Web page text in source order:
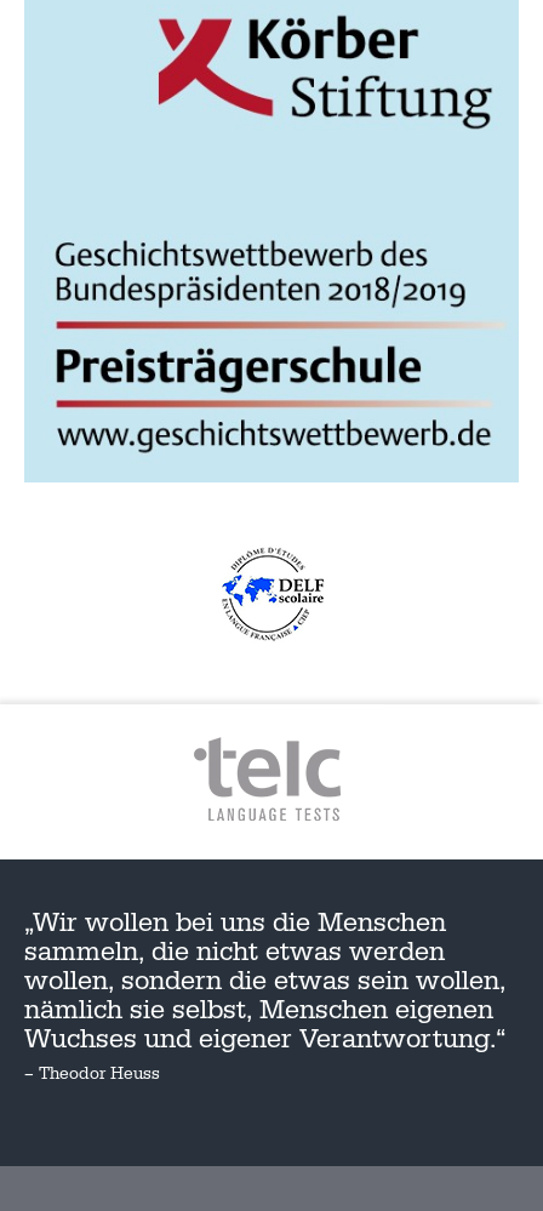
„Wir wollen bei uns die Menschen
sammeln, die nicht etwas werden
wollen, sondern die etwas sein wollen,
nämlich sie selbst, Menschen eigenen
Wuchses und eigener Verantwortung.“
– Theodor Heuss